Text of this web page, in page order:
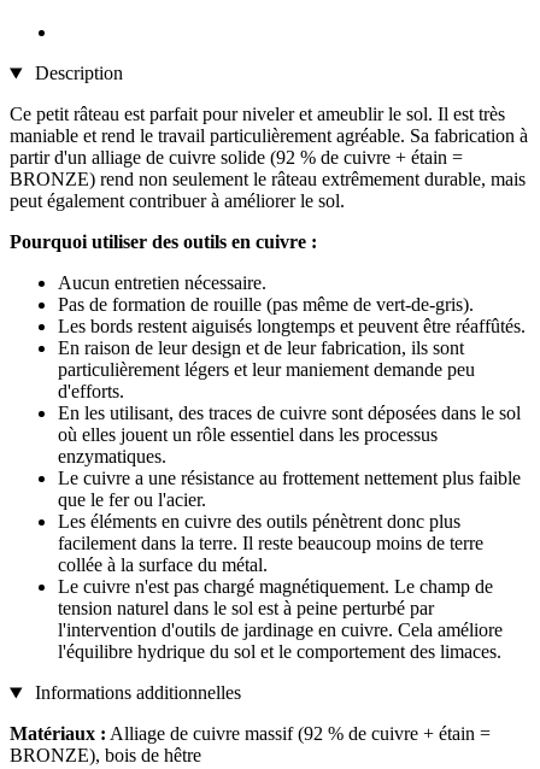
Description
Ce petit râteau est parfait pour niveler et ameublir le sol. Il est très
maniable et rend le travail particulièrement agréable. Sa fabrication à
partir d'un alliage de cuivre solide (92 % de cuivre + étain =
BRONZE) rend non seulement le râteau extrêmement durable, mais
peut également contribuer à améliorer le sol.
Pourquoi utiliser des outils en cuivre :
Aucun entretien nécessaire.
Pas de formation de rouille (pas même de vert-de-gris).
Les bords restent aiguisés longtemps et peuvent être réaffûtés.
En raison de leur design et de leur fabrication, ils sont
particulièrement légers et leur maniement demande peu
d'efforts.
En les utilisant, des traces de cuivre sont déposées dans le sol
où elles jouent un rôle essentiel dans les processus
enzymatiques.
Le cuivre a une résistance au frottement nettement plus faible
que le fer ou l'acier.
Les éléments en cuivre des outils pénètrent donc plus
facilement dans la terre. Il reste beaucoup moins de terre
collée à la surface du métal.
Le cuivre n'est pas chargé magnétiquement. Le champ de
tension naturel dans le sol est à peine perturbé par
l'intervention d'outils de jardinage en cuivre. Cela améliore
l'équilibre hydrique du sol et le comportement des limaces.
Informations additionnelles
Matériaux : Alliage de cuivre massif (92 % de cuivre + étain =
BRONZE), bois de hêtre